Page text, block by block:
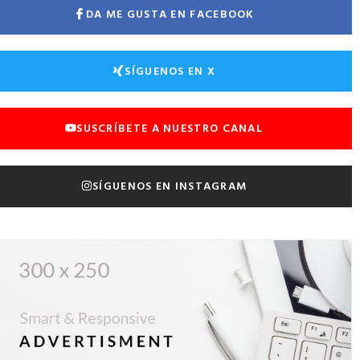
DA ME GUSTA EN FACEBOOK
SÍGUENOS EN X
SUSCRÍBETE A NUESTRO CANAL
SÍGUENOS EN INSTAGRAM